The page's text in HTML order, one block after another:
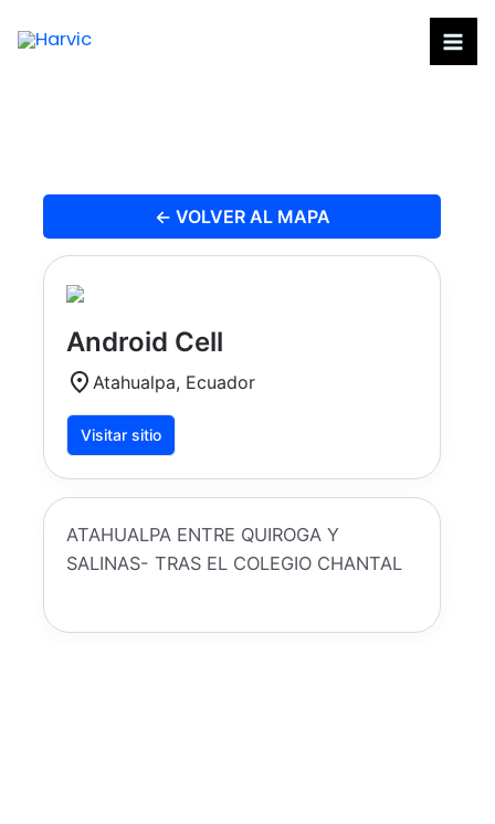
← VOLVER AL MAPA
Android Cell
Atahualpa, Ecuador
Visitar sitio
ATAHUALPA ENTRE QUIROGA Y
SALINAS- TRAS EL COLEGIO CHANTAL